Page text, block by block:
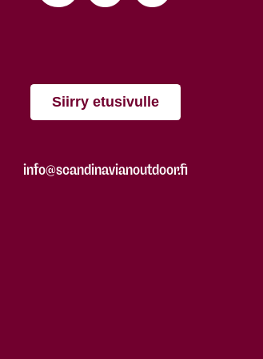
Siirry etusivulle
info@scandinavianoutdoor.fi